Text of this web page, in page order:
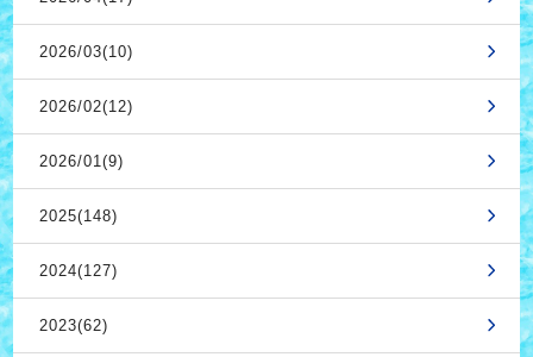
2026/03(10)
2026/02(12)
2026/01(9)
2025(148)
2024(127)
2023(62)